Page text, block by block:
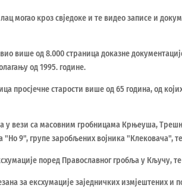
могао кроз свједоке и те видео записе и
више од 8.000 страница доказне
од 1995. године.
просјечне старости више од 65 година, од
у вези са масовним гробницама Крњеуша,
9", групе заробљених војника "Клековача",
поред Православног гробља у Кључу,
за ексхумације заједничких измјештених и